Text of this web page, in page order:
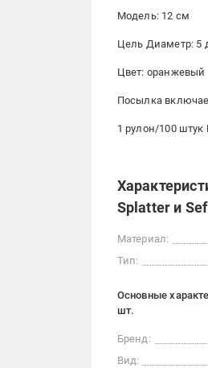
Модель: 12 см
Цель Диаметр: 5
Цвет: оранжевый
Посылка
1 рулон/100
Splatter и
Материал:
Тип:
Основные
шт.
Бренд:
Вид: